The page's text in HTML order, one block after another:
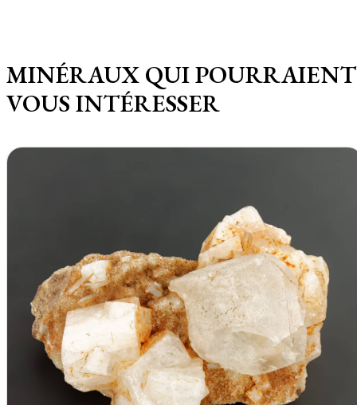
MINÉRAUX QUI POURRAIENT
VOUS INTÉRESSER